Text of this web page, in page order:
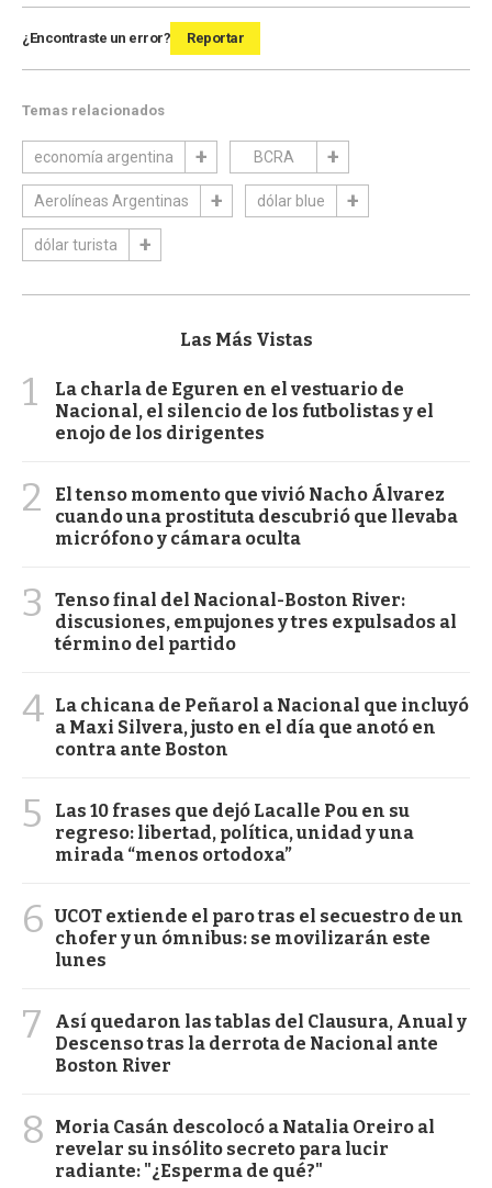
¿Encontraste un error? Reportar
Temas relacionados
economía argentina BCRA
Aerolíneas Argentinas dólar blue
dólar turista
Las Más Vistas
1
La charla de Eguren en el vestuario de
Nacional, el silencio de los futbolistas y el
enojo de los dirigentes
2
El tenso momento que vivió Nacho Álvarez
cuando una prostituta descubrió que llevaba
micrófono y cámara oculta
3
Tenso final del Nacional-Boston River:
discusiones, empujones y tres expulsados al
término del partido
4 La chicana de Peñarol a Nacional que incluyó
a Maxi Silvera, justo en el día que anotó en
contra ante Boston
5
Las 10 frases que dejó Lacalle Pou en su
regreso: libertad, política, unidad y una
mirada “menos ortodoxa”
6 UCOT extiende el paro tras el secuestro de un
chofer y un ómnibus: se movilizarán este
lunes
7
Así quedaron las tablas del Clausura, Anual y
Descenso tras la derrota de Nacional ante
Boston River
8
Moria Casán descolocó a Natalia Oreiro al
revelar su insólito secreto para lucir
radiante: "¿Esperma de qué?"